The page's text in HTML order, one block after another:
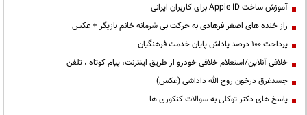
آموزش ساخت Apple ID برای کاربران ایرانی
راز خنده های اصغر فرهادی به حرکت بی شرمانه خانم بازیگر + عکس
پرداخت ۱۰۰ درصد پاداش پایان خدمت فرهنگیان
خلافی آنلاین/استعلام خلافی خودرو از طریق اینترنت، پیام کوتاه ، تلفن
جسدغرق درخون روح الله داداشی (عکس)
پاسخ های دکتر توکلی به سوالات کنکوری ها